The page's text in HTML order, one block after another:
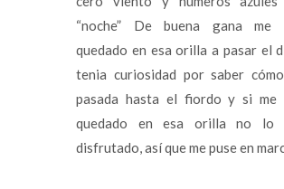
“noche” De buena gana me
quedado en esa orilla a pasar el
tenia curiosidad por saber
pasada hasta el fiordo y si me
quedado en esa orilla no lo
disfrutado, así que me puse en